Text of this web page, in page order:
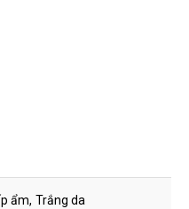
ẩm, Trắng da